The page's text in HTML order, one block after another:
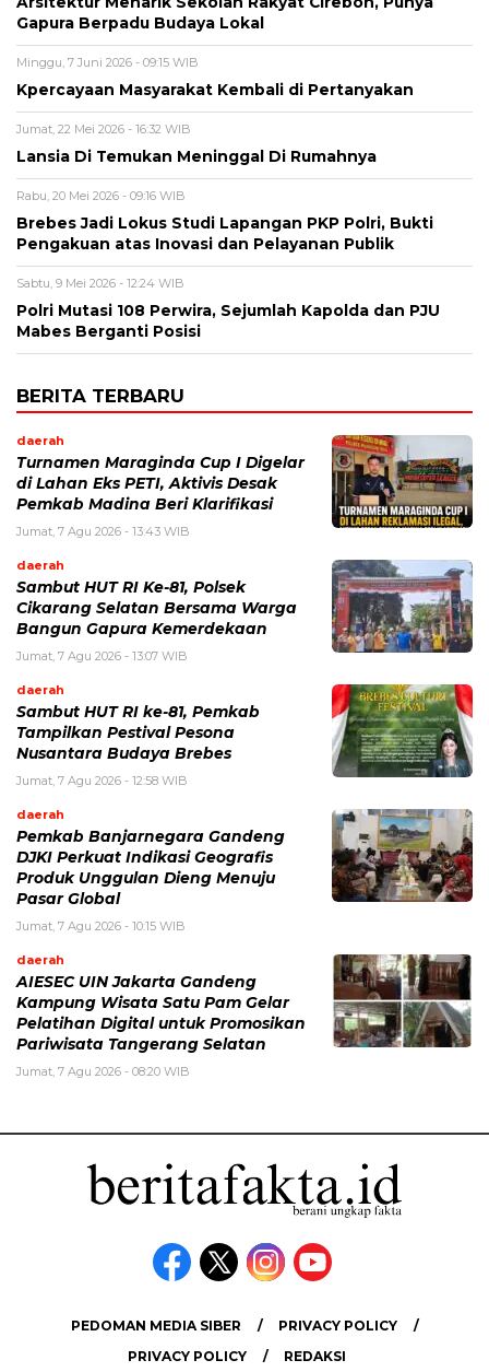
Gapura Berpadu Budaya Lokal
Minggu, 7 Juni 2026 - 09:15 WIB
Kpercayaan Masyarakat Kembali di Pertanyakan
Jumat, 22 Mei 2026 - 16:32 WIB
Lansia Di Temukan Meninggal Di Rumahnya
Rabu, 20 Mei 2026 - 09:16 WIB
Brebes Jadi Lokus Studi Lapangan PKP Polri, Bukti
Pengakuan atas Inovasi dan Pelayanan Publik
Sabtu, 9 Mei 2026 - 12:24 WIB
Polri Mutasi 108 Perwira, Sejumlah Kapolda dan PJU
Mabes Berganti Posisi
BERITA TERBARU
daerah
Turnamen Maraginda Cup I Digelar
di Lahan Eks PETI, Aktivis Desak
Pemkab Madina Beri Klarifikasi
Jumat, 7 Agu 2026 - 13:43 WIB
daerah
Sambut HUT RI Ke-81, Polsek
Cikarang Selatan Bersama Warga
Bangun Gapura Kemerdekaan
Jumat, 7 Agu 2026 - 13:07 WIB
daerah
Sambut HUT RI ke-81, Pemkab
Tampilkan Pestival Pesona
Nusantara Budaya Brebes
Jumat, 7 Agu 2026 - 12:58 WIB
daerah
Pemkab Banjarnegara Gandeng
DJKI Perkuat Indikasi Geografis
Produk Unggulan Dieng Menuju
Pasar Global
Jumat, 7 Agu 2026 - 10:15 WIB
daerah
AIESEC UIN Jakarta Gandeng
Kampung Wisata Satu Pam Gelar
Pelatihan Digital untuk Promosikan
Pariwisata Tangerang Selatan
Jumat, 7 Agu 2026 - 08:20 WIB
PEDOMAN MEDIA SIBER
PRIVACY POLICY
PRIVACY POLICY
REDAKSI